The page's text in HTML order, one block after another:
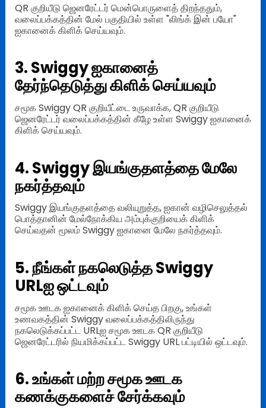
QR குறியீடு ஜெனரேட்டர் மென்பொருளைத் திறந்ததும்,
வலைப்பக்கத்தின் மேல் பகுதியில் உள்ள "லிங்க் இன் பயோ"
ஐகானைக் கிளிக் செய்யவும்.
3. Swiggy ஐகானைத்
தேர்ந்தெடுத்து கிளிக் செய்யவும்
சமூக Swiggy QR குறியீட்டை உருவாக்க, QR குறியீடு
ஜெனரேட்டர் வலைப்பக்கத்தின் கீழே உள்ள Swiggy ஐகானைக்
கிளிக் செய்யவும்.
4. Swiggy இயங்குதளத்தை மேலே
நகர்த்தவும்
Swiggy இயங்குதளத்தை வலியுறுத்த, ஐகான் வழிசெலுத்தல்
பொத்தானின் மேல்நோக்கிய அம்புக்குறியைக் கிளிக்
செய்வதன் மூலம் Swiggy ஐகானை மேலே நகர்த்தவும்.
5. நீங்கள் நகலெடுத்த Swiggy
URLஐ ஒட்டவும்
சமூக ஊடக ஐகானைக் கிளிக் செய்த பிறகு, உங்கள்
உணவகத்தின் Swiggy வலைப்பக்கத்திலிருந்து
நகலெடுக்கப்பட்ட URLஐ சமூக ஊடக QR குறியீடு
ஜெனரேட்டரில் நியமிக்கப்பட்ட Swiggy URL பட்டியில் ஒட்டவும்.
6. உங்கள் மற்ற சமூக ஊடக
கணக்குகளைச் சேர்க்கவும்